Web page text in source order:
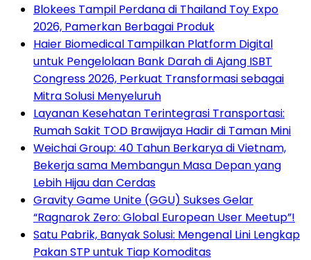
Blokees Tampil Perdana di Thailand Toy Expo
2026, Pamerkan Berbagai Produk
Haier Biomedical Tampilkan Platform Digital
untuk Pengelolaan Bank Darah di Ajang ISBT
Congress 2026, Perkuat Transformasi sebagai
Mitra Solusi Menyeluruh
Layanan Kesehatan Terintegrasi Transportasi:
Rumah Sakit TOD Brawijaya Hadir di Taman Mini
Weichai Group: 40 Tahun Berkarya di Vietnam,
Bekerja sama Membangun Masa Depan yang
Lebih Hijau dan Cerdas
Gravity Game Unite (GGU) Sukses Gelar
“Ragnarok Zero: Global European User Meetup”!
Satu Pabrik, Banyak Solusi: Mengenal Lini Lengkap
Pakan STP untuk Tiap Komoditas